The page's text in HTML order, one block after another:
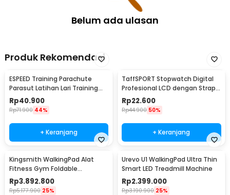
Belum ada ulasan
Produk Rekomendasi
ESPEED Training Parachute
Parasut Latihan Lari Training
Resistance - SR10
Rp40.900
Rp71.900 44%
+ Keranjang
TaffSPORT Stopwatch Digital
Profesional LCD dengan Strap -
ZSD-808
Rp22.600
Rp44.900 50%
+ Keranjang
Kingsmith WalkingPad Alat
Fitness Gym Foldable
Treadmill Alloy Version - WPC1F
(Global Version)
Rp3.892.800
Rp5.177.900 25%
Urevo U1 WalkingPad Ultra Thin
Smart LED Treadmill Machine
Rp2.399.000
Rp3.190.900 25%